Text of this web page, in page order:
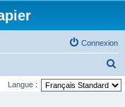
Connexion
e
Langue :